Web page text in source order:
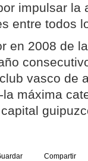
impulsar la
entre todos
en 2008 de
vasco de
máxima
Compartir